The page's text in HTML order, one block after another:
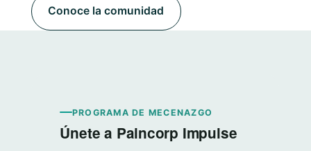
Conoce la comunidad
PROGRAMA DE MECENAZGO
Únete a Paincorp Impulse